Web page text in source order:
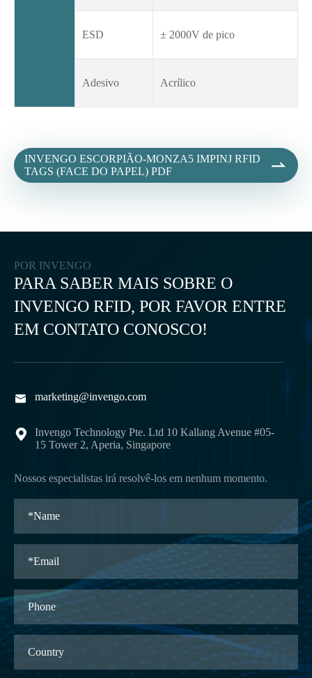
ESD ± 2000V de pico
Adesivo Acrílico
INVENGO ESCORPIÃO-MONZA5 IMPINJ RFID
TAGS (FACE DO PAPEL) PDF

POR INVENGO
PARA SABER MAIS SOBRE O
INVENGO RFID, POR FAVOR ENTRE
EM CONTATO CONOSCO!
 marketing@invengo.com

Invengo Technology Pte. Ltd 10 Kallang Avenue #05-
15 Tower 2, Aperia, Singapore
Nossos especialistas irá resolvê-los em nenhum momento.